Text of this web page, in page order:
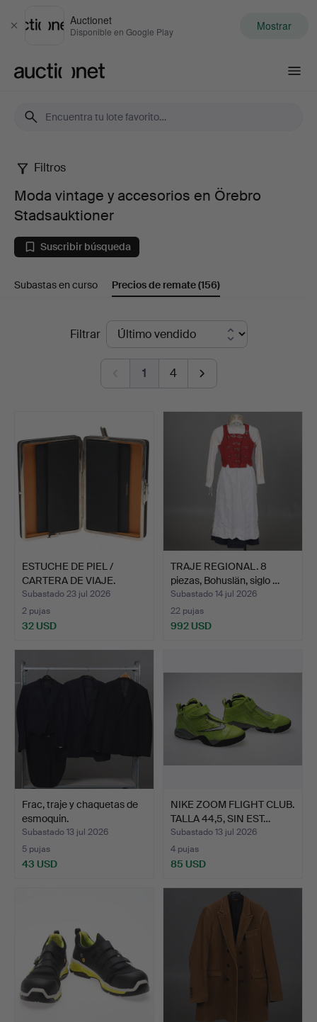
Cerrar
Auctionet
Disponible en Google Play Mostrar
Moda
vintage
accesorios
Örebro
Stadsauktioner
Filtros
Moda vintage y accesorios en Örebro
Stadsauktioner
Suscribir búsqueda
Subastas en curso Precios de remate(156)
Filtrar
1 4
ESTUCHE DE PIEL /
CARTERA DE VIAJE.
Moritz…
Subastado 23 jul 2026
2 pujas
32 USD
TRAJE REGIONAL. 8
piezas, Bohuslän, siglo …
Subastado 14 jul 2026
22 pujas
992 USD
Frac, traje y chaquetas de
esmoquin.
Subastado 13 jul 2026
5 pujas
43 USD
NIKE ZOOM FLIGHT CLUB.
TALLA 44,5, SIN EST…
Subastado 13 jul 2026
4 pujas
85 USD